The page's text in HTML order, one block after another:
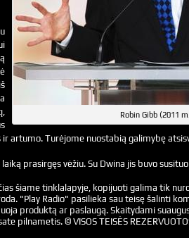
Robin Gibb (2011
artumo. Turėjome nuostabią galimybę
prasirgęs vėžiu. Su Dwina jis buvo
šiame tinklalapyje, kopijuoti galima tik
"Play Radio" pasilieka sau teisę šalinti
produktą ar paslaugą. Skaitydami
pilnametis. © VISOS TEISĖS